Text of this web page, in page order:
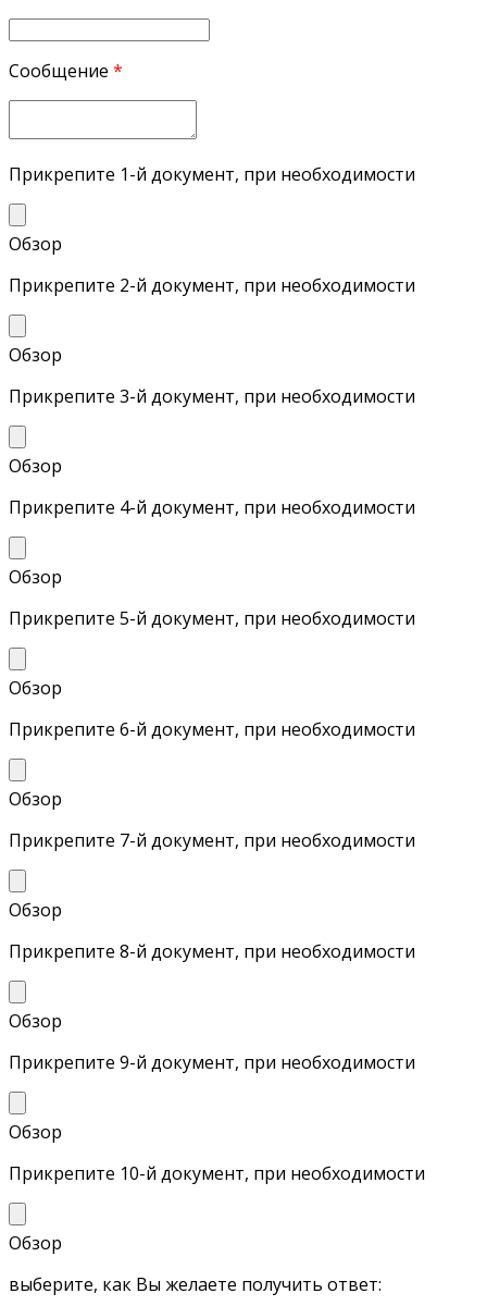
Сообщение *
Прикрепите 1-й документ, при необходимости
Обзор
Прикрепите 2-й документ, при необходимости
Обзор
Прикрепите 3-й документ, при необходимости
Обзор
Прикрепите 4-й документ, при необходимости
Обзор
Прикрепите 5-й документ, при необходимости
Обзор
Прикрепите 6-й документ, при необходимости
Обзор
Прикрепите 7-й документ, при необходимости
Обзор
Прикрепите 8-й документ, при необходимости
Обзор
Прикрепите 9-й документ, при необходимости
Обзор
Прикрепите 10-й документ, при необходимости
Обзор
выберите, как Вы желаете получить ответ: